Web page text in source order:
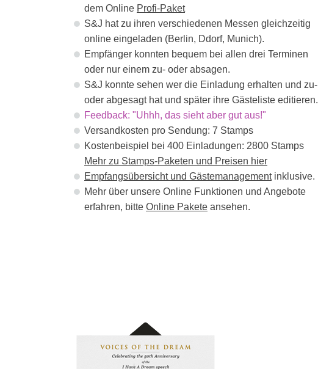
dem Online Profi-Paket
S&J hat zu ihren verschiedenen Messen gleichzeitig
online eingeladen (Berlin, Ddorf, Munich).
Empfänger konnten bequem bei allen drei Terminen
oder nur einem zu- oder absagen.
S&J konnte sehen wer die Einladung erhalten und zu-
oder abgesagt hat und später ihre Gästeliste editieren.
Feedback: "Uhhh, das sieht aber gut aus!"
Versandkosten pro Sendung: 7 Stamps
Kostenbeispiel bei 400 Einladungen: 2800 Stamps
Mehr zu Stamps-Paketen und Preisen hier
Empfangsübersicht und Gästemanagementinklusive.
Mehr über unsere Online Funktionen und Angebote
erfahren, bitte Online Pakete ansehen.